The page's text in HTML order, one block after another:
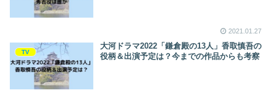
2021.01.27
TV
大河ドラマ2022「鎌倉殿の13人」香取慎吾の
役柄＆出演予定は？今までの作品からも考察